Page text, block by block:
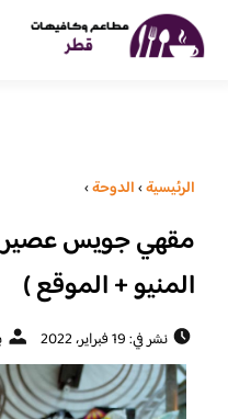
الرئيسية›الدوحة›
مقهي جويس عصير
المنيو + الموقع )
نشر في: 19 فبراير، 2022